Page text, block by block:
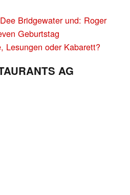
Bridgewater und: Roger
Geburtstag
Lesungen oder Kabarett?
AG